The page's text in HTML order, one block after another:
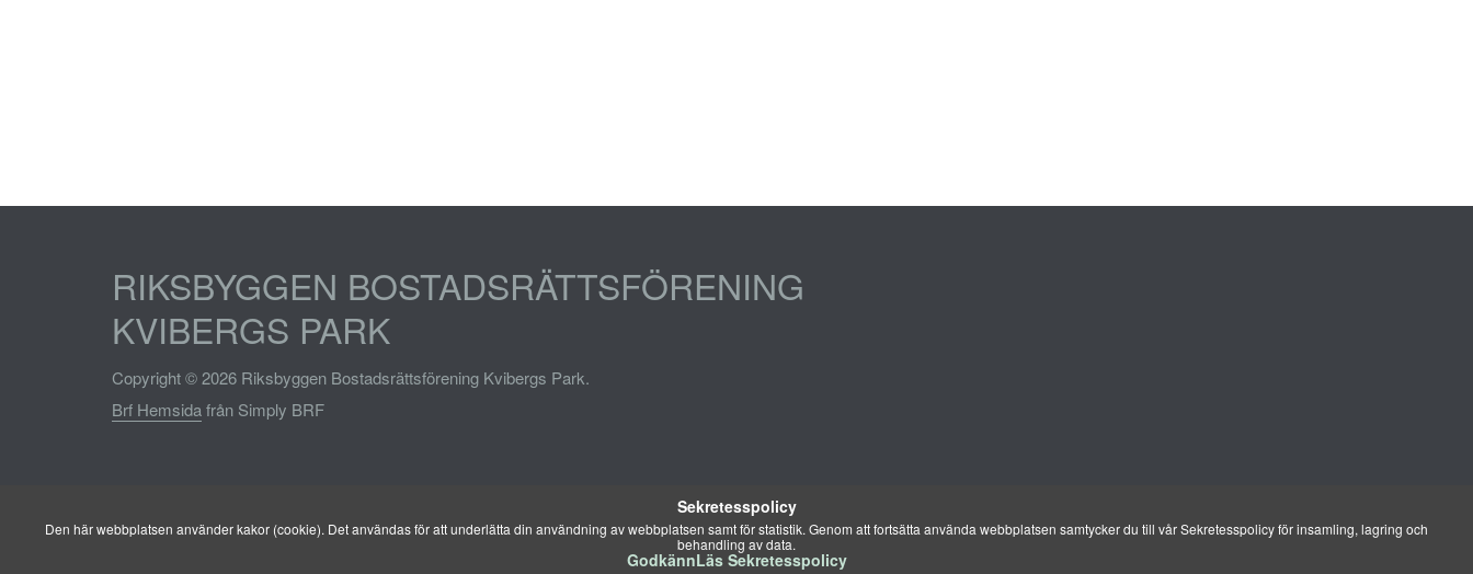
RIKSBYGGEN BOSTADSRÄTTSFÖRENING
KVIBERGS PARK
Copyright © 2026 Riksbyggen Bostadsrättsförening Kvibergs Park.
Brf Hemsidafrån Simply BRF
Sekretesspolicy
Den här webbplatsen använder kakor (cookie). Det användas för att underlätta din användning av webbplatsen samt för statistik. Genom att fortsätta använda webbplatsen samtycker du till vår Sekretesspolicy för insamling, lagring och
behandling av data.
GodkännLäs Sekretesspolicy